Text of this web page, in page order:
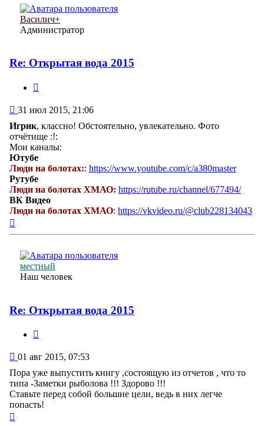
Василич+
Администратор
Re: Открытая вода 2015
Сообщение
31 июл 2015, 21:06
Игрик, классно! Обстоятельно, увлекательно. Фото
отчётище :!:
Мои каналы:
Ютубе
Люди на болотах:: https://www.youtube.com/c/a380master
Рутубе
Люди на болотах ХМАО: https://rutube.ru/channel/677494/
ВК Видео
Люди на болотах ХМАО: https://vkvideo.ru/@club228134043
местный
Наш человек
Re: Открытая вода 2015
Сообщение
01 авг 2015, 07:53
Пора уже выпустить книгу ,состоящую из отчетов , что то
типа -Заметки рыболова !!! Здорово !!!
Ставьте перед собой большие цели, ведь в них легче
попасть!